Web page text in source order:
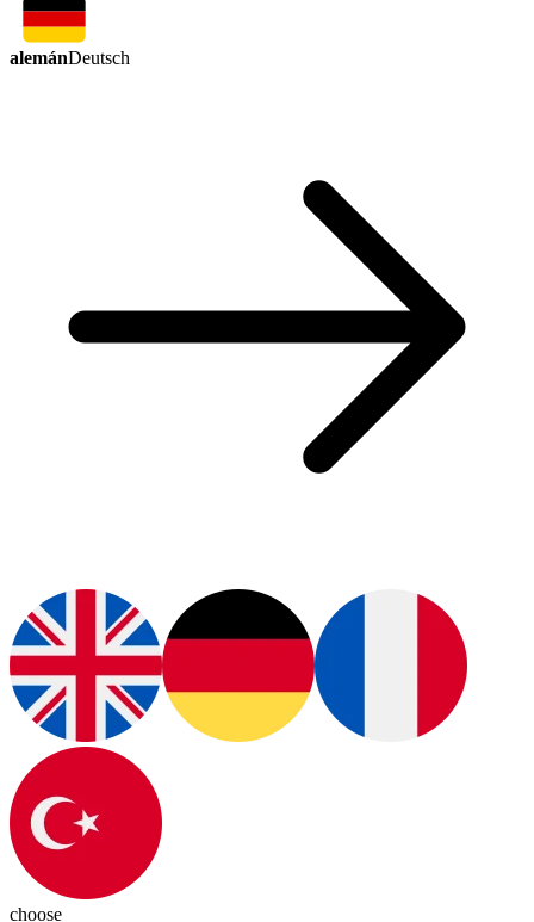
alemánDeutsch
choose